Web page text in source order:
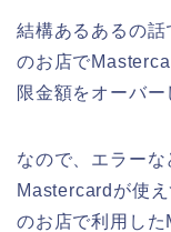
結構あるあるの
のお店で
限金額をオーバー
なので、エラー
Mastercardが使
のお店で利用し